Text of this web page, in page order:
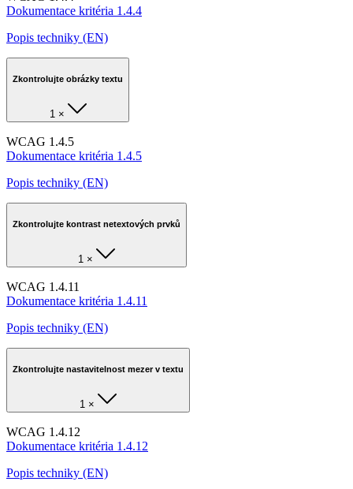
Dokumentace kritéria 1.4.4
Popis techniky (EN)
Zkontrolujte obrázky textu
1 ×
WCAG 1.4.5
Dokumentace kritéria 1.4.5
Popis techniky (EN)
Zkontrolujte kontrast netextových prvků
1 ×
WCAG 1.4.11
Dokumentace kritéria 1.4.11
Popis techniky (EN)
Zkontrolujte nastavitelnost mezer v textu
1 ×
WCAG 1.4.12
Dokumentace kritéria 1.4.12
Popis techniky (EN)